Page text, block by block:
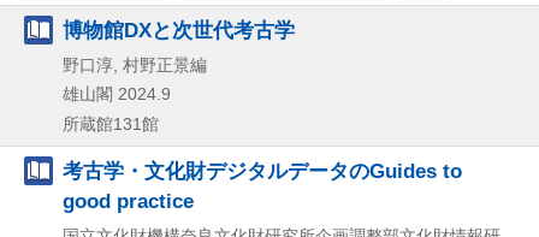
博物館DXと次世代考古学
野口淳, 村野正景編
雄山閣 2024.9
所蔵館131館
考古学・文化財デジタルデータのGuides to
good practice